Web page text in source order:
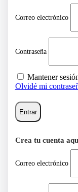
Correo electrónico
Contraseña
Mantener
Olvidé mi
Entrar
Crea tu cuenta
Correo electrónico